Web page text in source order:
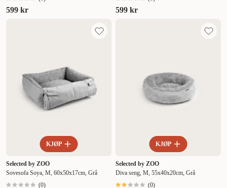
599 kr 599 kr
KJØP
Selected by ZOO
Sovesofa Soya, M, 60x50x17cm, Grå
(0)
KJØP
Selected by ZOO
Diva seng, M, 55x40x20cm, Grå
(0)